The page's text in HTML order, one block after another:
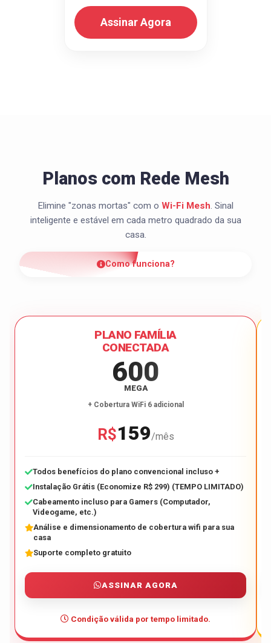
Assinar Agora
Planos com Rede Mesh
Elimine "zonas mortas" com o Wi-Fi Mesh. Sinal
inteligente e estável em cada metro quadrado da sua
casa.
Como funciona?
PLANO FAMÍLIA
CONECTADA
600
MEGA
+ Cobertura WiFi 6 adicional
R$159/mês
Todos benefícios do plano convencional incluso +
Instalação Grátis (Economize R$ 299) (TEMPO LIMITADO)
Cabeamento incluso para Gamers (Computador,
Videogame, etc.)
Análise e dimensionamento de cobertura wifi para sua
casa
Suporte completo gratuito
ASSINAR AGORA
Condição válida por tempo limitado.